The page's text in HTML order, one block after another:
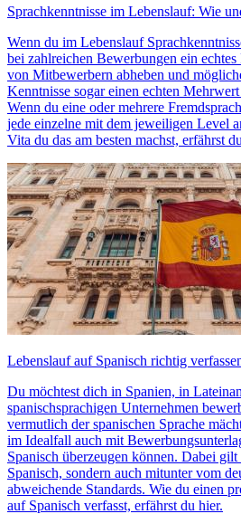
Sprachkenntnisse im Lebenslauf: Wie
Wenn du im Lebenslauf
bei zahlreichen Bewerbungen ein
von Mitbewerbern abheben und
Kenntnisse sogar einen echten
Wenn du eine oder mehrere
jede einzelne mit dem jeweiligen Level
Vita du das am besten machst, erfährst
Lebenslauf auf Spanisch richtig
Du möchtest dich in Spanien, in
spanischsprachigen Unternehmen
vermutlich der spanischen Sprache
im Idealfall auch mit
Spanisch überzeugen können. Dabei
Spanisch, sondern auch mitunter vom
abweichende Standards. Wie du einen
auf Spanisch verfasst, erfährst du hier.